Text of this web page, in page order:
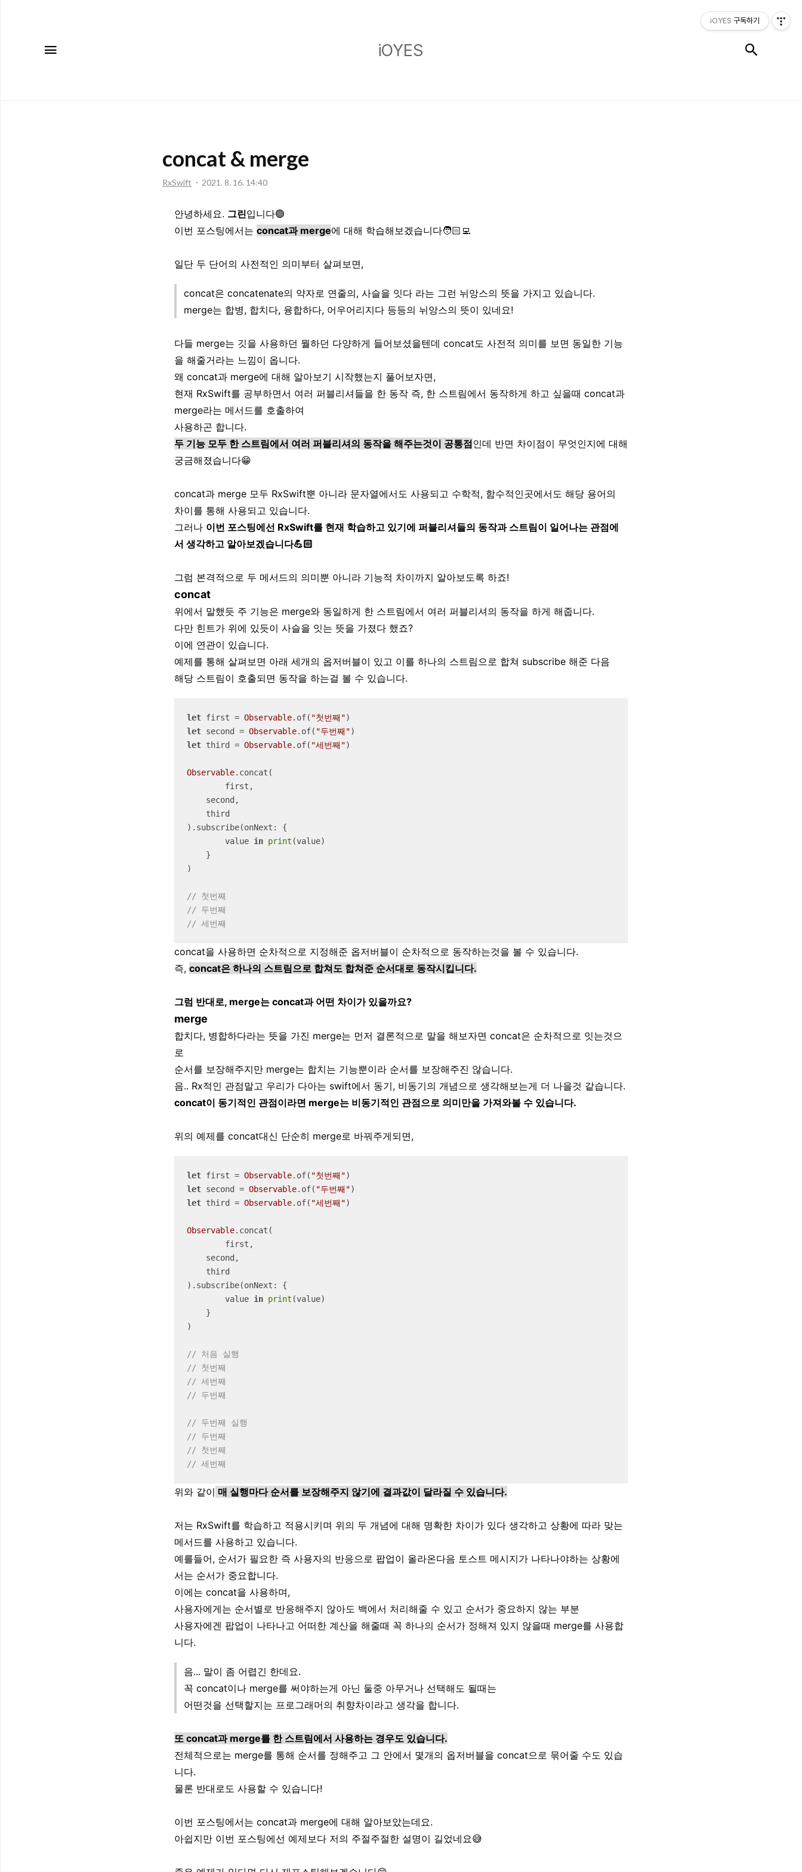
iOYES
concat & merge
RxSwift 2021. 8. 16. 14:40
안녕하세요. 그린입니다🟢
이번 포스팅에서는 concat과 merge에 대해 학습해보겠습니다🧑🏻‍💻
일단 두 단어의 사전적인 의미부터 살펴보면,
concat은 concatenate의 약자로 연줄의, 사슬을 잇다 라는 그런 뉘앙스의 뜻을 가지고 있습니다.
merge는 합병, 합치다, 융합하다, 어우어리지다 등등의 뉘앙스의 뜻이 있네요!
다들 merge는 깃을 사용하던 뭘하던 다양하게 들어보셨을텐데 concat도 사전적 의미를 보면 동일한 기능
을 해줄거라는 느낌이 옵니다.
왜 concat과 merge에 대해 알아보기 시작했는지 풀어보자면,
현재 RxSwift를 공부하면서 여러 퍼블리셔들을 한 동작 즉, 한 스트림에서 동작하게 하고 싶을때 concat과
merge라는 메서드를 호출하여
사용하곤 합니다.
두 기능 모두 한 스트림에서 여러 퍼블리셔의 동작을 해주는것이 공통점인데 반면 차이점이 무엇인지에 대해
궁금해졌습니다😁
concat과 merge 모두 RxSwift뿐 아니라 문자열에서도 사용되고 수학적, 함수적인곳에서도 해당 용어의
차이를 통해 사용되고 있습니다.
그러나 이번 포스팅에선 RxSwift를 현재 학습하고 있기에 퍼블리셔들의 동작과 스트림이 일어나는 관점에
서 생각하고 알아보겠습니다💪🏻
그럼 본격적으로 두 메서드의 의미뿐 아니라 기능적 차이까지 알아보도록 하죠!
concat
위에서 말했듯 주 기능은 merge와 동일하게 한 스트림에서 여러 퍼블리셔의 동작을 하게 해줍니다.
다만 힌트가 위에 있듯이 사슬을 잇는 뜻을 가졌다 했죠?
이에 연관이 있습니다.
예제를 통해 살펴보면 아래 세개의 옵저버블이 있고 이를 하나의 스트림으로 합쳐 subscribe 해준 다음
해당 스트림이 호출되면 동작을 하는걸 볼 수 있습니다.
let first = Observable.of( "첫번째"
let second = Observable.of( "두번째"
let third = Observable.of( "세번째")
Observable.concat(
second,
third
).subscribe(onNext: {
	value
in print (value)
}
)
// 첫번째
// 두번째
// 세번째
concat을 사용하면 순차적으로 지정해준 옵저버블이 순차적으로 동작하는것을 볼 수 있습니다.
즉, concat은 하나의 스트림으로 합쳐도 합쳐준 순서대로 동작시킵니다.
그럼 반대로, merge는 concat과 어떤 차이가 있을까요?
merge
합치다, 병합하다라는 뜻을 가진 merge는 먼저 결론적으로 말을 해보자면 concat은 순차적으로 잇는것으
로
순서를 보장해주지만 merge는 합치는 기능뿐이라 순서를 보장해주진 않습니다.
음.. Rx적인 관점말고 우리가 다아는 swift에서 동기, 비동기의 개념으로 생각해보는게 더 나을것 같습니다.
concat이 동기적인 관점이라면 merge는 비동기적인 관점으로 의미만을 가져와볼 수 있습니다.
위의 예제를 concat대신 단순히 merge로 바꿔주게되면,
let first = Observable.of( "첫번째"
let second = Observable.of( "두번째"
let third = Observable.of( "세번째")
Observable.concat(
second,
third
).subscribe(onNext: {
	value
in print (value)
}
)
// 처음 실행
// 첫번째
// 세번째
// 두번째
// 두번째 실행
// 두번째
// 첫번째
// 세번째
위와 같이 매 실행마다 순서를 보장해주지 않기에 결과값이 달라질 수 있습니다.
저는 RxSwift를 학습하고 적용시키며 위의 두 개념에 대해 명확한 차이가 있다 생각하고 상황에 따라 맞는
메서드를 사용하고 있습니다.
예를들어, 순서가 필요한 즉 사용자의 반응으로 팝업이 올라온다음 토스트 메시지가 나타나야하는 상황에
서는 순서가 중요합니다.
이에는 concat을 사용하며,
사용자에게는 순서별로 반응해주지 않아도 백에서 처리해줄 수 있고 순서가 중요하지 않는 부분
사용자에겐 팝업이 나타나고 어떠한 계산을 해줄때 꼭 하나의 순서가 정해져 있지 않을때 merge를 사용합
니다.
음... 말이 좀 어렵긴 한데요.
꼭 concat이나 merge를 써야하는게 아닌 둘중 아무거나 선택해도 될때는
어떤것을 선택할지는 프로그래머의 취향차이라고 생각을 합니다.
또 concat과 merge를 한 스트림에서 사용하는 경우도 있습니다.
전체적으로는 merge를 통해 순서를 정해주고 그 안에서 몇개의 옵저버블을 concat으로 묶어줄 수도 있습
니다.
물론 반대로도 사용할 수 있습니다!
이번 포스팅에서는 concat과 merge에 대해 알아보았는데요.
아쉽지만 이번 포스팅에선 예제보다 저의 주절주절한 설명이 길었네요😅
iOYES 구독하기